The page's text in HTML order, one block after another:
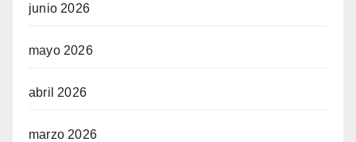
junio 2026
mayo 2026
abril 2026
marzo 2026